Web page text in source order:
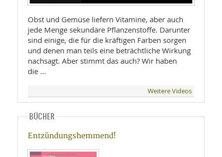
Obst und Gemüse liefern Vitamine, aber auch
jede Menge sekundäre Pflanzenstoffe. Darunter
sind einige, die für die kräftigen Farben sorgen
und denen man teils eine beträchtliche Wirkung
nachsagt. Aber stimmt das auch? Wir haben
die …
Weitere Videos
BÜCHER
Entzündungshemmend!